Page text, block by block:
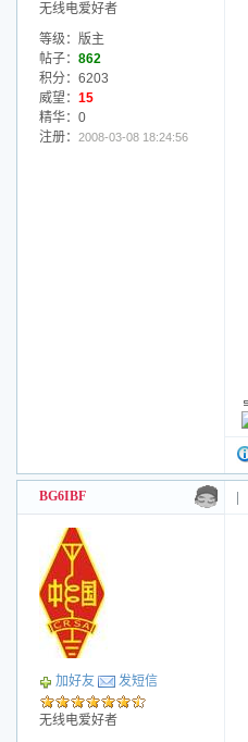
无线电爱好者
等级：版主
帖子： 862
积分：6203
威望： 15
精华：0
注册： 2008-03-08 18:24:56
BG6IBF
加好友 发短信
无线电爱好者